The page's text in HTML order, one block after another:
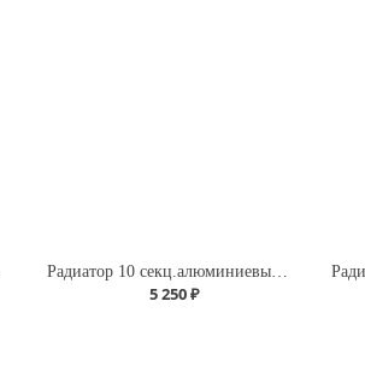
5 250 ₽